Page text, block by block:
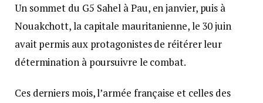
Un sommet du G5 Sahel à Pau, en janvier, puis à
Nouakchott, la capitale mauritanienne, le 30 juin
avait permis aux protagonistes de réitérer leur
détermination à poursuivre le combat.
Ces derniers mois, l’armée française et celles des